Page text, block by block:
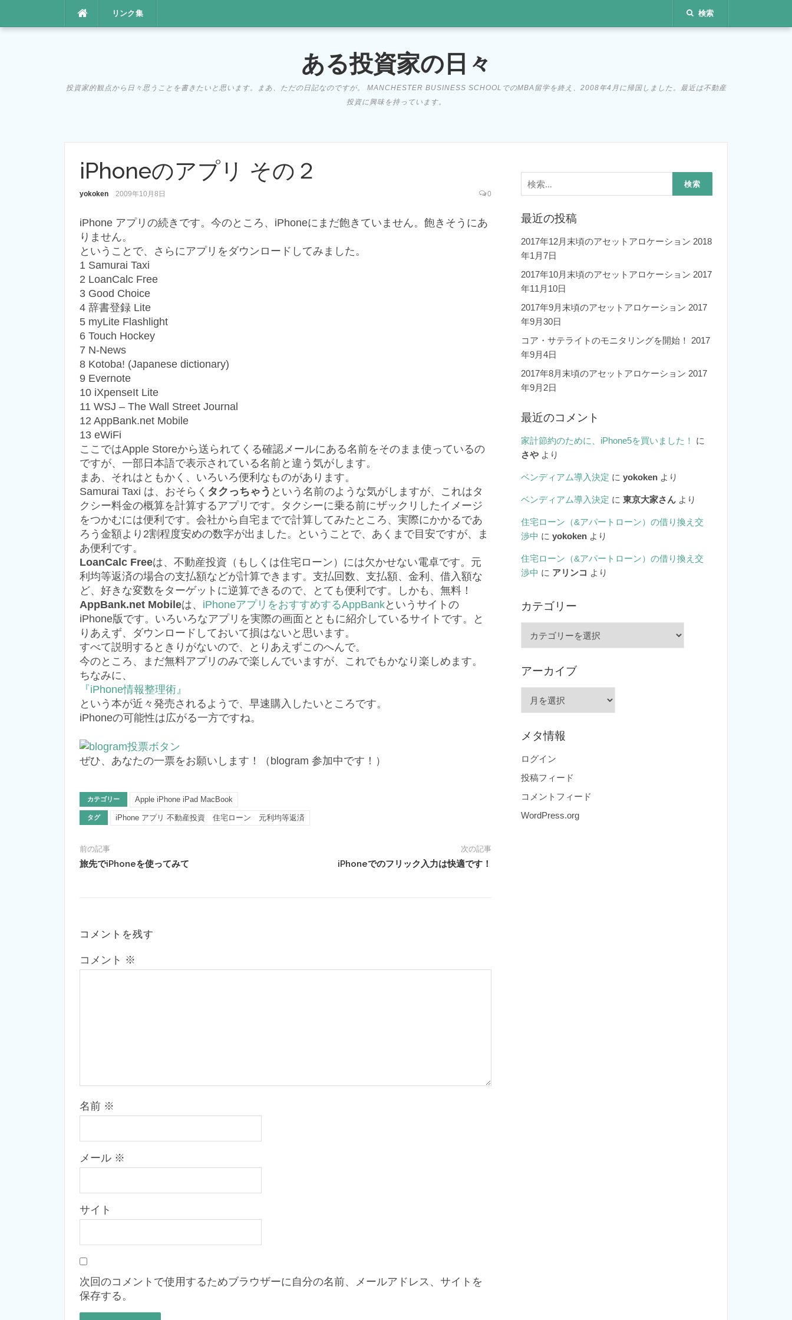
リンク集 検索
ある投資家の日々
投資家的観点から日々思うことを書きたいと思います。まあ、ただの日記なのですが。 MANCHESTER BUSINESS SCHOOLでのMBA留学を終え、2008年4月に帰国しました。最近は不動産
投資に興味を持っています。
iPhoneのアプリ その２
yokoken 2009年10月8日 0
iPhone アプリの続きです。今のところ、iPhoneにまだ飽きていません。飽きそうにあ
りません。
ということで、さらにアプリをダウンロードしてみました。
1 Samurai Taxi
2 LoanCalc Free
3 Good Choice
4 辞書登録 Lite
5 myLite Flashlight
6 Touch Hockey
7 N-News
8 Kotoba! (Japanese dictionary)
9 Evernote
10 iXpenseIt Lite
11 WSJ – The Wall Street Journal
12 AppBank.net Mobile
13 eWiFi
ここではApple Storeから送られてくる確認メールにある名前をそのまま使っているの
ですが、一部日本語で表示されている名前と違う気がします。
まあ、それはともかく、いろいろ便利なものがあります。
Samurai Taxi は、おそらく タクっちゃう という名前のような気がしますが、これはタ
クシー料金の概算を計算するアプリです。タクシーに乗る前にザックリしたイメージ
をつかむには便利です。会社から自宅までで計算してみたところ、実際にかかるであ
ろう金額より2割程度安めの数字が出ました。ということで、あくまで目安ですが、ま
あ便利です。
LoanCalc Freeは、不動産投資（もしくは住宅ローン）には欠かせない電卓です。元
利均等返済の場合の支払額などが計算できます。支払回数、支払額、金利、借入額な
ど、好きな変数をターゲットに逆算できるので、とても便利です。しかも、無料！
AppBank.net Mobileは、 iPhoneアプリをおすすめするAppBankというサイトの
iPhone版です。いろいろなアプリを実際の画面とともに紹介しているサイトです。と
りあえず、ダウンロードしておいて損はないと思います。
すべて説明するときりがないので、とりあえずこのへんで。
今のところ、まだ無料アプリのみで楽しんでいますが、これでもかなり楽しめます。
ちなみに、
『iPhone情報整理術』
という本が近々発売されるようで、早速購入したいところです。
iPhoneの可能性は広がる一方ですね。
ぜひ、あなたの一票をお願いします！（blogram 参加中です！）
カテゴリー Apple iPhone iPad MacBook
タグ iPhone アプリ 不動産投資 住宅ローン 元利均等返済
前の記事
旅先でiPhoneを使ってみて
次の記事
iPhoneでのフリック入力は快適です！
コメントを残す
コメント ※
名前 ※
メール ※
サイト
次回のコメントで使用するためブラウザーに自分の名前、メールアドレス、サイトを
保存する。
検
索:
最近の投稿
2017年12月末頃のアセットアロケーション 2018
年1月7日
2017年10月末頃のアセットアロケーション 2017
年11月10日
2017年9月末頃のアセットアロケーション 2017
年9月30日
コア・サテライトのモニタリングを開始！
2017
年9月4日
2017年8月末頃のアセットアロケーション 2017
年9月2日
最近のコメント
家計節約のために、iPhone5を買いました！
に
さやより
ベンディアム導入決定 に yokokenより
ベンディアム導入決定 に 東京大家さんより
住宅ローン（&アパートローン）の借り換え交
渉中 に yokokenより
住宅ローン（&アパートローン）の借り換え交
渉中 に アリンコ より
カテゴリー
リ
アーカイブ
イ
メタ情報
ログイン
投稿フィード
コメントフィード
WordPress.org